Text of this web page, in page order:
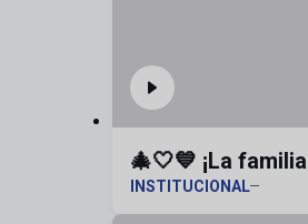
🎄🤍💙 ¡La
INSTITUCIONAL